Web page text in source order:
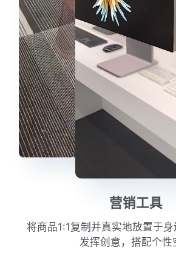
营销工具
将商品1:1复制并真实地放置于
发挥创意，搭配个性